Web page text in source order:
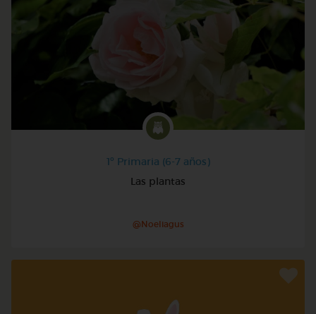
1º Primaria (6-7 años)
Las plantas
@Noeliagus